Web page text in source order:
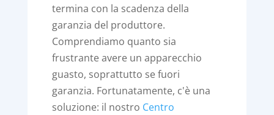
termina con la scadenza della
garanzia del produttore.
Comprendiamo quanto sia
frustrante avere un apparecchio
guasto, soprattutto se fuori
garanzia. Fortunatamente, c'è una
soluzione: il nostro Centro